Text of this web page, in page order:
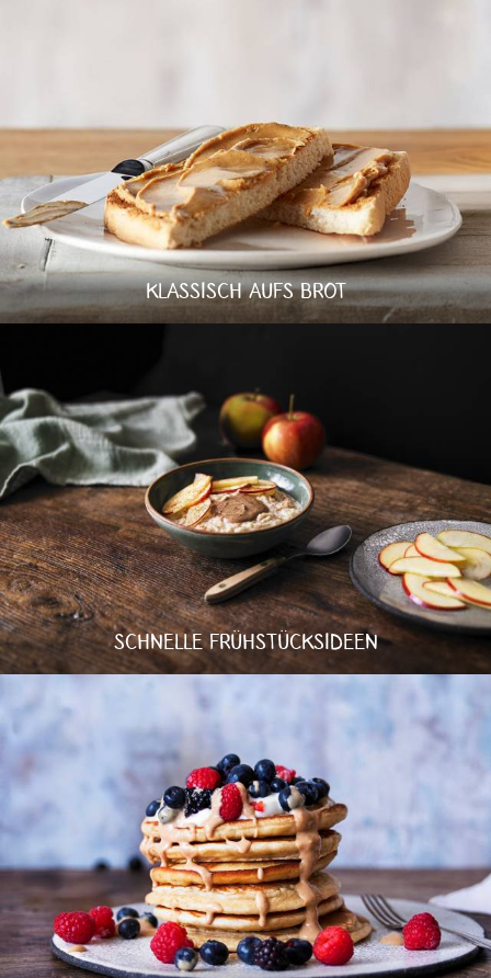
KLASSISCH AUFS BROT
SCHNELLE FRÜHSTÜCKSIDEEN